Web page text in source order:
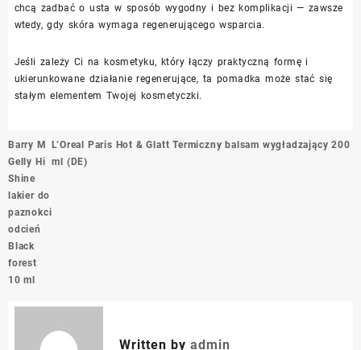
chcą zadbać o usta w sposób wygodny i bez komplikacji — zawsze
wtedy, gdy skóra wymaga regenerującego wsparcia.
Jeśli zależy Ci na kosmetyku, który łączy praktyczną formę i
ukierunkowane działanie regenerujące, ta pomadka może stać się
stałym elementem Twojej kosmetyczki.
Nawigacja
wpisu
Barry M
Gelly Hi
Shine
lakier do
paznokci
odcień
Black
forest
10 ml
L’Oreal Paris Hot & Glatt Termiczny balsam wygładzający 200
ml (DE)
Written by admin